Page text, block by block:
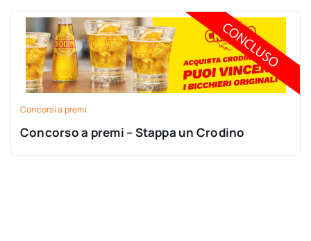
Concorsi a premi
Concorso a premi – Stappa un Crodino